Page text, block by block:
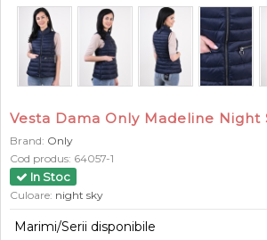
Vesta Dama Only Madeline Night
Brand: Only
Cod produs: 64057-1
In Stoc
Culoare: night sky
Marimi/Serii disponibile